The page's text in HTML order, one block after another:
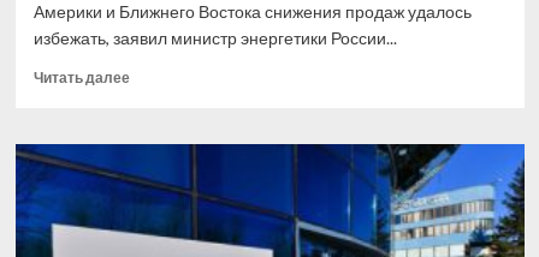
Америки и Ближнего Востока снижения продаж удалось
избежать, заявил министр энергетики России...
Читать далееПрочитать
Минэнерго:
Россия
перенаправила
нефть,